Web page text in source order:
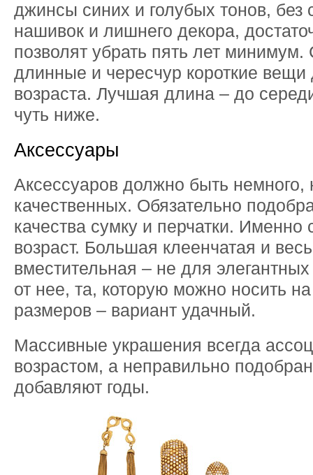
джинсы синих и голубых тонов, без
нашивок и лишнего декора,
позволят убрать пять лет
длинные и чересчур короткие вещи
возраста. Лучшая длина – до
чуть ниже.
Аксессуары
Аксессуаров должно быть немного,
качественных. Обязательно
качества сумку и перчатки. Именно
возраст. Большая клеенчатая и
вместительная – не для
от нее, та, которую можно носить
размеров – вариант удачный.
Массивные украшения всегда
возрастом, а неправильно
добавляют годы.